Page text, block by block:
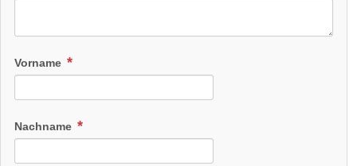
Vorname
Nachname